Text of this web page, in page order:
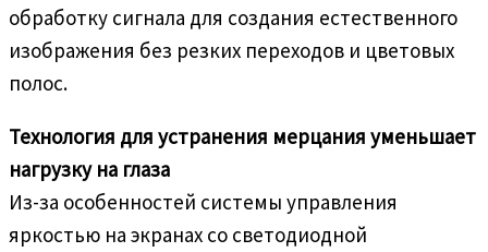
обработку сигнала для создания естественного
изображения без резких переходов и цветовых
полос.
Технология для устранения мерцания уменьшает
нагрузку на глаза
Из-за особенностей системы управления
яркостью на экранах со светодиодной